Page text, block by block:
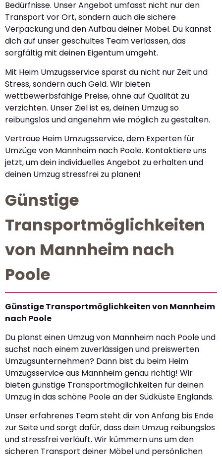
Bedürfnisse. Unser Angebot umfasst nicht nur den
Transport vor Ort, sondern auch die sichere
Verpackung und den Aufbau deiner Möbel. Du kannst
dich auf unser geschultes Team verlassen, das
sorgfältig mit deinen Eigentum umgeht.
Mit Heim Umzugsservice sparst du nicht nur Zeit und
Stress, sondern auch Geld. Wir bieten
wettbewerbsfähige Preise, ohne auf Qualität zu
verzichten. Unser Ziel ist es, deinen Umzug so
reibungslos und angenehm wie möglich zu gestalten.
Vertraue Heim Umzugsservice, dem Experten für
Umzüge von Mannheim nach Poole. Kontaktiere uns
jetzt, um dein individuelles Angebot zu erhalten und
deinen Umzug stressfrei zu planen!
Günstige
Transportmöglichkeiten
von Mannheim nach
Poole
Günstige Transportmöglichkeiten von Mannheim
nach Poole
Du planst einen Umzug von Mannheim nach Poole und
suchst nach einem zuverlässigen und preiswerten
Umzugsunternehmen? Dann bist du beim Heim
Umzugsservice aus Mannheim genau richtig! Wir
bieten günstige Transportmöglichkeiten für deinen
Umzug in das schöne Poole an der Südküste Englands.
Unser erfahrenes Team steht dir von Anfang bis Ende
zur Seite und sorgt dafür, dass dein Umzug reibungslos
und stressfrei verläuft. Wir kümmern uns um den
sicheren Transport deiner Möbel und persönlichen